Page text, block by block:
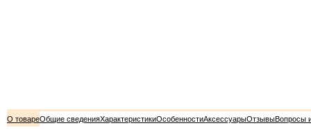
О товареОбщие сведенияХарактеристикиОсобенностиАксессуарыОтзывыВопросы